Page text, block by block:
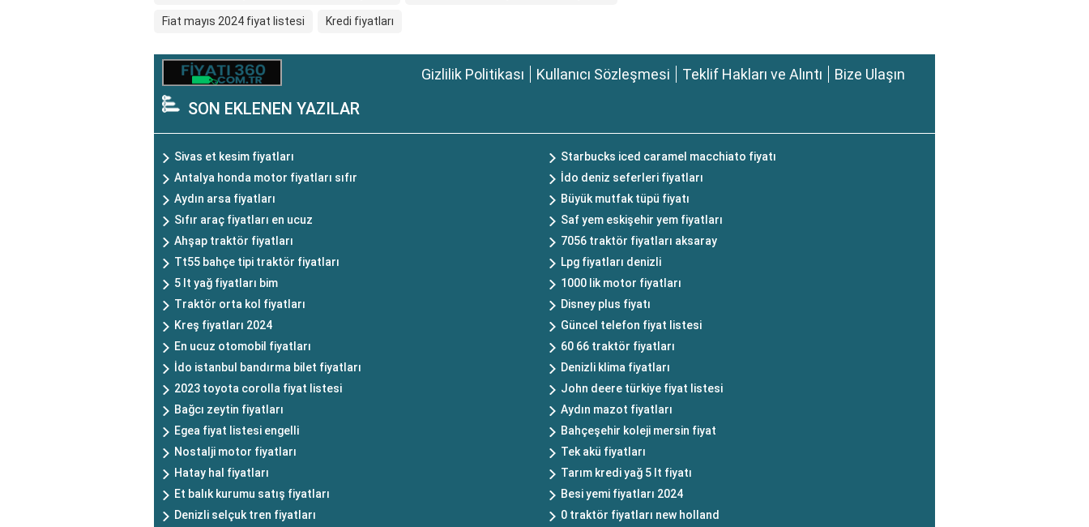
Fiat mayıs 2024 fiyat listesi Kredi fiyatları
Gizlilik Politikası Kullanıcı Sözleşmesi Teklif Hakları ve Alıntı Bize Ulaşın
SON EKLENEN YAZILAR
Sivas et kesim fiyatları
Starbucks iced caramel macchiato fiyatı
Antalya honda motor fiyatları sıfır
İdo deniz seferleri fiyatları
Aydın arsa fiyatları
Büyük mutfak tüpü fiyatı
Sıfır araç fiyatları en ucuz
Saf yem eskişehir yem fiyatları
Ahşap traktör fiyatları
7056 traktör fiyatları aksaray
Tt55 bahçe tipi traktör fiyatları
Lpg fiyatları denizli
5 lt yağ fiyatları bim
1000 lik motor fiyatları
Traktör orta kol fiyatları
Disney plus fiyatı
Kreş fiyatları 2024
Güncel telefon fiyat listesi
En ucuz otomobil fiyatları
60 66 traktör fiyatları
İdo istanbul bandırma bilet fiyatları
Denizli klima fiyatları
2023 toyota corolla fiyat listesi
John deere türkiye fiyat listesi
Bağcı zeytin fiyatları
Aydın mazot fiyatları
Egea fiyat listesi engelli
Bahçeşehir koleji mersin fiyat
Nostalji motor fiyatları
Tek akü fiyatları
Hatay hal fiyatları
Tarım kredi yağ 5 lt fiyatı
Et balık kurumu satış fiyatları
Besi yemi fiyatları 2024
Denizli selçuk tren fiyatları
0 traktör fiyatları new holland